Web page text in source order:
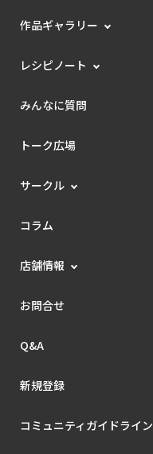
作品ギャラリー
レシピノート
みんなに質問
トーク広場
サークル
コラム
店舗情報
お問合せ
Q&A
新規登録
コミュニティガイドライン